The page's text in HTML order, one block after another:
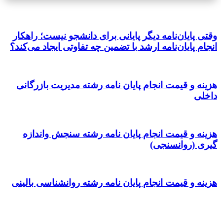
وقتی پایان‌نامه دیگر پایانی برای دانشجو نیست؛ راهکار
انجام پایان‌نامه ارشد با تضمین چه تفاوتی ایجاد می‌کند؟
هزینه و قیمت انجام پایان نامه رشته مدیریت بازرگانی
داخلی
هزینه و قیمت انجام پایان نامه رشته سنجش واندازه
گیری (روانسنجی)
هزینه و قیمت انجام پایان نامه رشته روانشناسی بالینی